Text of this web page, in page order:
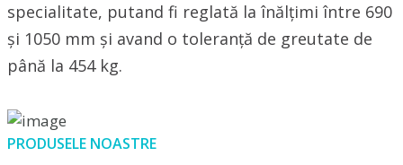
specialitate, putand fi reglată la înălțimi între 690
și 1050 mm și avand o toleranță de greutate de
până la 454 kg.
PRODUSELE NOASTRE